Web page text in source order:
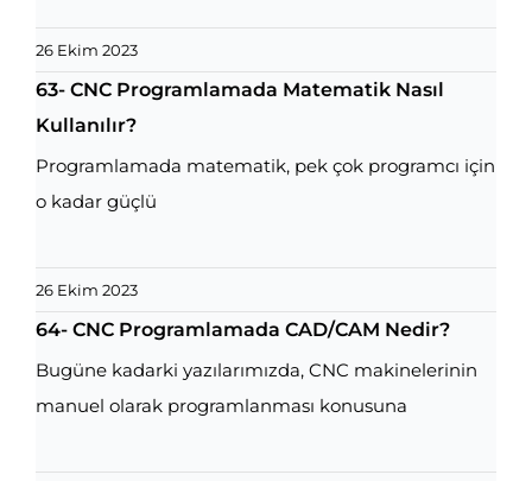
26 Ekim 2023
63- CNC Programlamada Matematik Nasıl
Kullanılır?
Programlamada matematik, pek çok programcı için
o kadar güçlü
26 Ekim 2023
64- CNC Programlamada CAD/CAM Nedir?
Bugüne kadarki yazılarımızda, CNC makinelerinin
manuel olarak programlanması konusuna